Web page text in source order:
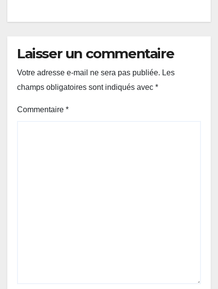
Laisser un commentaire
Votre adresse e-mail ne sera pas publiée. Les
champs obligatoires sont indiqués avec *
Commentaire *